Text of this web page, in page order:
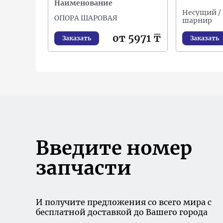
Наименование
ОПОРА ШАРОВАЯ
Заказать от 5971 ₸
Несущий
шарнир
Заказать
Введите номер
запчасти
И получите предложения со всего мира с
бесплатной доставкой до Вашего города